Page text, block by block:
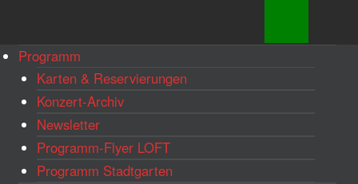
www.loftkoeln.de
navigation
Skip
content
Programm
Karten & Reservierungen
Konzert-Archiv
Newsletter
Programm-Flyer LOFT
Programm Stadtgarten